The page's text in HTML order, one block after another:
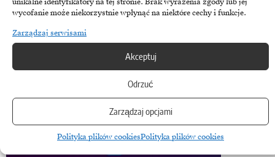
wycofanie może niekorzystnie wpłynąć na niektóre cechy i funkcje.
Zarządzaj serwisami
Akceptuj
Odrzuć
Zarządzaj opcjami
Polityka plików cookiesPolityka plików cookies
kompleksową ofertę monitorów do zastosowań…
6 listopada, 2023